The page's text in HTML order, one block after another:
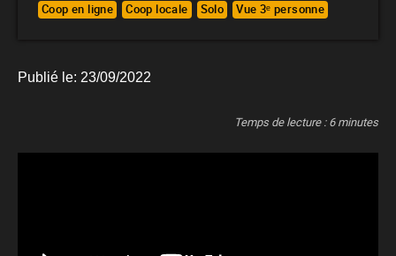
Coop en ligne
Coop locale Solo Vue 3ᵉ personne
Publié le: 23/09/2022
Temps de lecture : 6 minutes